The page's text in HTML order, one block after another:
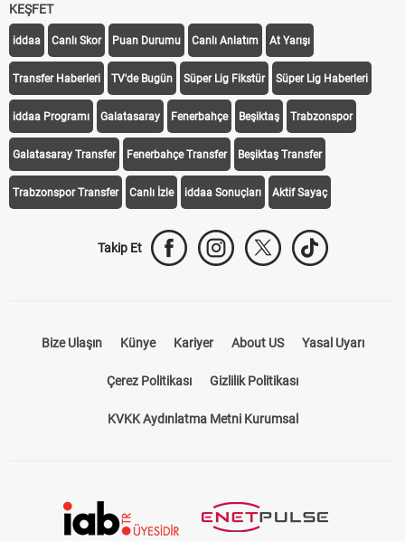
KEŞFET
iddaa Canlı Skor Puan Durumu Canlı Anlatım At Yarışı
Transfer Haberleri TV'de Bugün Süper Lig Fikstür Süper Lig Haberleri
iddaa Programı Galatasaray Fenerbahçe Beşiktaş Trabzonspor
Galatasaray Transfer Fenerbahçe Transfer Beşiktaş Transfer
Trabzonspor Transfer Canlı İzle iddaa Sonuçları Aktif Sayaç
Takip Et
Bize Ulaşın Künye Kariyer About US Yasal Uyarı
Çerez Politikası Gizlilik Politikası
KVKK Aydınlatma Metni Kurumsal